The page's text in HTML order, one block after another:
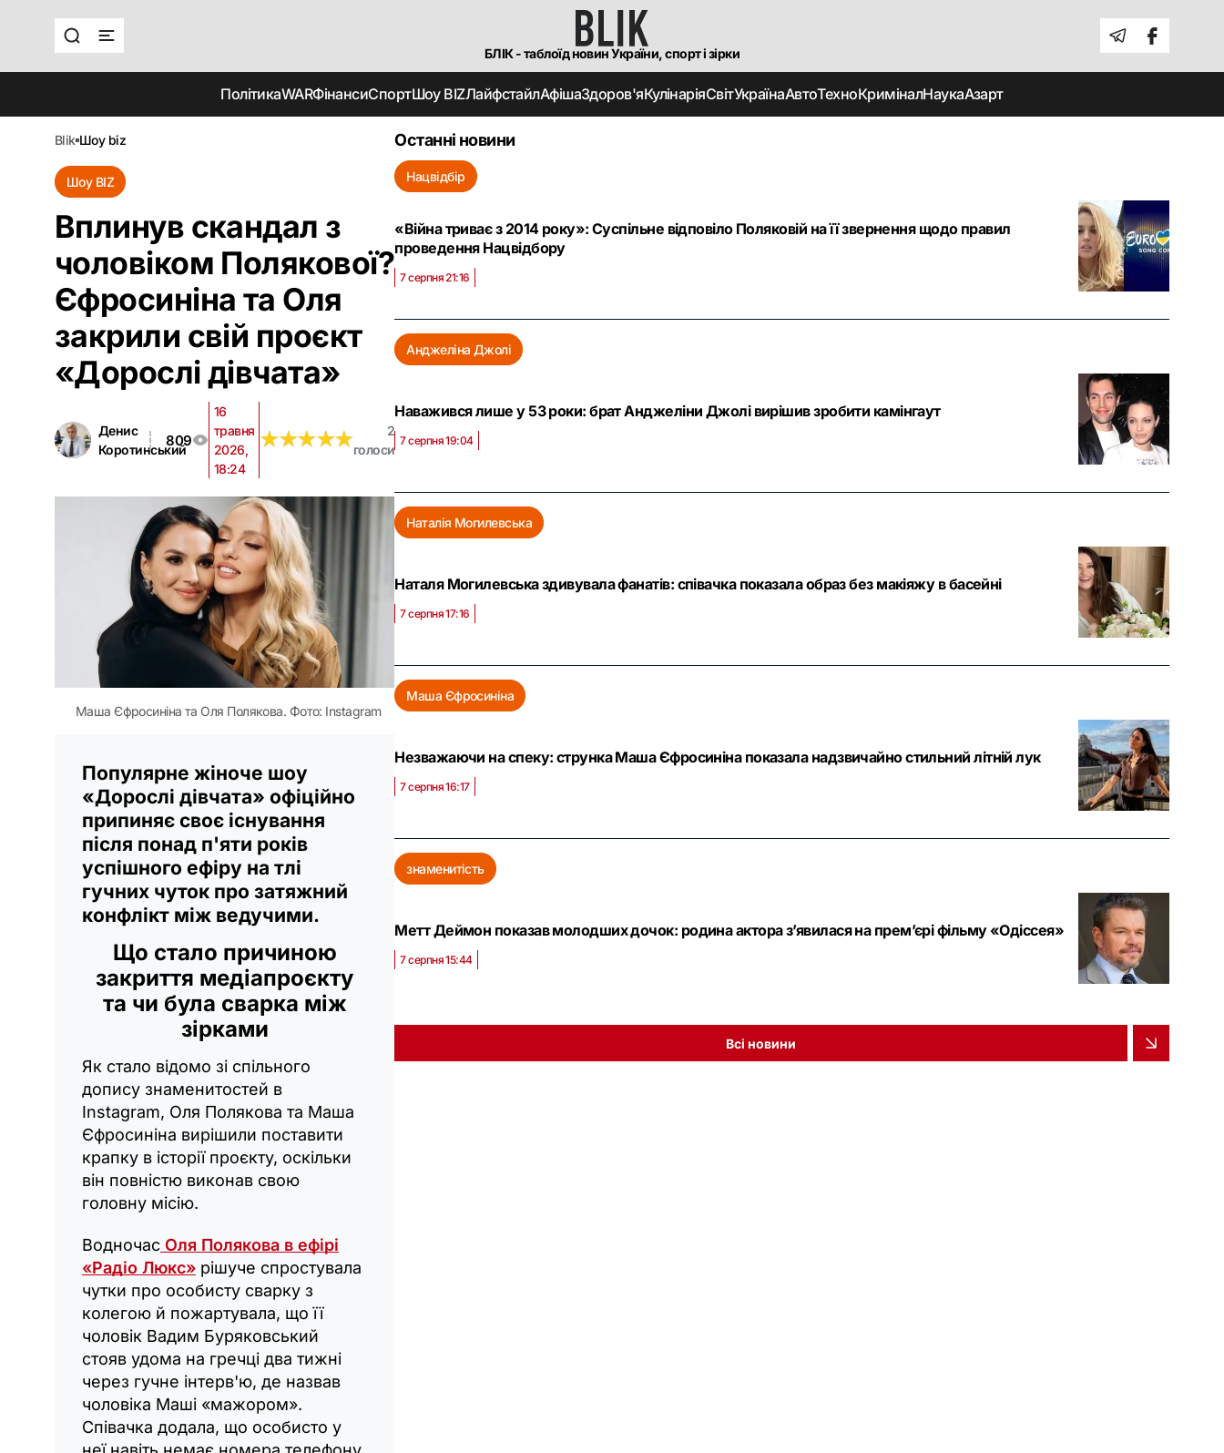
БЛІК - таблоїд новин України, спорт і зірки
ПолітикаWARФінансиСпортШоу BIZЛайфстайлАфішаЗдоров'яКулінаріяСвітУкраїнаАвтоТехноКриміналНаукаАзарт
blik шоу biz
Шоу BIZ
Вплинув скандал з
чоловіком Полякової?
Єфросиніна та Оля
закрили свій проєкт
«Дорослі дівчата»
Денис
Коротинський
809
16
травня
2026,
18:24
★★★★★
★★★★★
2
голоси
Маша Єфросиніна та Оля Полякова. Фото: Instagram
Популярне жіноче шоу
«Дорослі дівчата» офіційно
припиняє своє існування
після понад п'яти років
успішного ефіру на тлі
гучних чуток про затяжний
конфлікт між ведучими.
Що стало причиною
закриття медіапроєкту
та чи була сварка між
зірками
Як стало відомо зі спільного
допису знаменитостей в
Instagram, Оля Полякова та Маша
Єфросиніна вирішили поставити
крапку в історії проєкту, оскільки
він повністю виконав свою
головну місію.
Водночас Оля Полякова в ефірі
«Радіо Люкс» рішуче спростувала
чутки про особисту сварку з
колегою й пожартувала, що її
чоловік Вадим Буряковський
стояв удома на гречці два тижні
через гучне інтерв'ю, де назвав
чоловіка Маші «мажором».
Співачка додала, що особисто у
Останні новини
Нацвідбір
«Війна триває з 2014 року»: Суспільне відповіло Поляковій на її звернення щодо правил
проведення Нацвідбору
7 серпня 21:16
Анджеліна Джолі
Наважився лише у 53 роки: брат Анджеліни Джолі вирішив зробити камінгаут
7 серпня 19:04
Наталія Могилевська
Наталя Могилевська здивувала фанатів: співачка показала образ без макіяжу в басейні
7 серпня 17:16
Маша Єфросиніна
Незважаючи на спеку: струнка Маша Єфросиніна показала надзвичайно стильний літній лук
7 серпня 16:17
знаменитість
Метт Деймон показав молодших дочок: родина актора з’явилася на прем’єрі фільму «Одіссея»
7 серпня 15:44
Всі новини